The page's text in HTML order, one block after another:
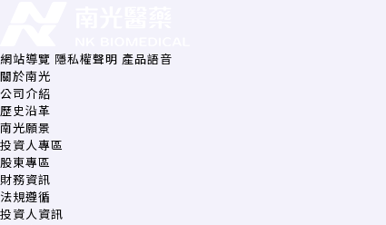
網站導覽 隱私權聲明 產品語音
關於南光
公司介紹
歷史沿革
南光願景
投資人專區
股東專區
財務資訊
法規遵循
投資人資訊